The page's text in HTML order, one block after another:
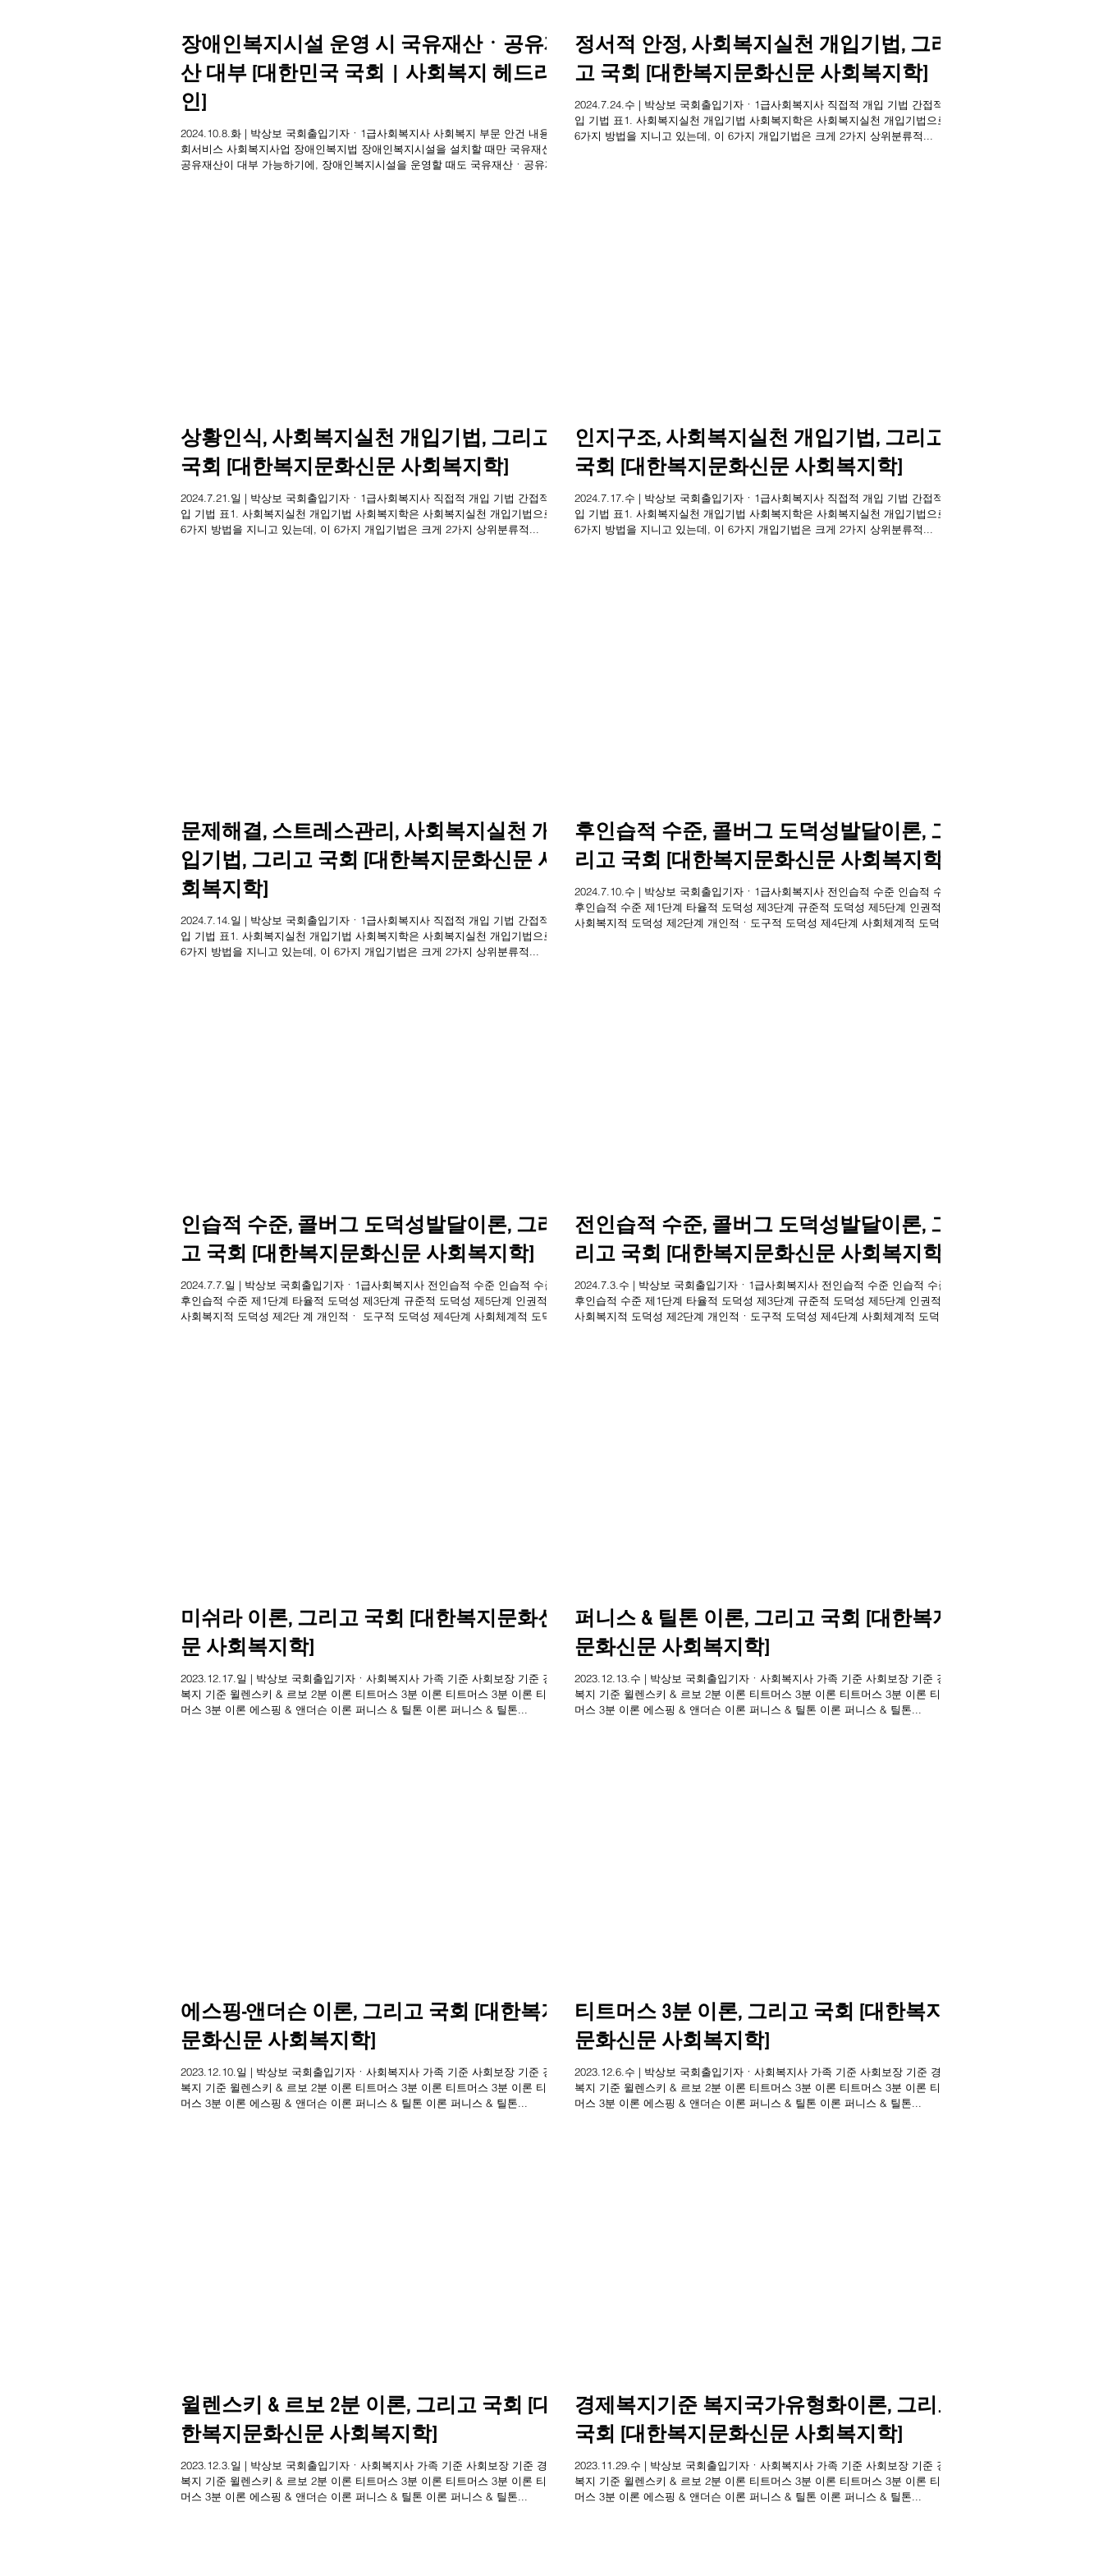
장애인복지시설 운영 시 국유재산ㆍ공유재
산 대부 [대한민국 국회 | 사회복지 헤드라
인]
2024.10.8.화 | 박상보 국회출입기자ㆍ1급사회복지사 사회복지 부문 안건 내용 사
회서비스 사회복지사업 장애인복지법 장애인복지시설을 설치할 때만 국유재산ㆍ
공유재산이 대부 가능하기에, 장애인복지시설을 운영할 때도 국유재산ㆍ공유재산
정서적 안정, 사회복지실천 개입기법, 그리
고 국회 [대한복지문화신문 사회복지학]
2024.7.24.수 | 박상보 국회출입기자ㆍ1급사회복지사 직접적 개입 기법 간접적 개
입 기법 표1. 사회복지실천 개입기법 사회복지학은 사회복지실천 개입기법으로서
6가지 방법을 지니고 있는데, 이 6가지 개입기법은 크게 2가지 상위분류적...
상황인식, 사회복지실천 개입기법, 그리고
국회 [대한복지문화신문 사회복지학]
2024.7.21.일 | 박상보 국회출입기자ㆍ1급사회복지사 직접적 개입 기법 간접적 개
입 기법 표1. 사회복지실천 개입기법 사회복지학은 사회복지실천 개입기법으로서
6가지 방법을 지니고 있는데, 이 6가지 개입기법은 크게 2가지 상위분류적...
인지구조, 사회복지실천 개입기법, 그리고
국회 [대한복지문화신문 사회복지학]
2024.7.17.수 | 박상보 국회출입기자ㆍ1급사회복지사 직접적 개입 기법 간접적 개
입 기법 표1. 사회복지실천 개입기법 사회복지학은 사회복지실천 개입기법으로서
6가지 방법을 지니고 있는데, 이 6가지 개입기법은 크게 2가지 상위분류적...
문제해결, 스트레스관리, 사회복지실천 개
입기법, 그리고 국회 [대한복지문화신문 사
회복지학]
2024.7.14.일 | 박상보 국회출입기자ㆍ1급사회복지사 직접적 개입 기법 간접적 개
입 기법 표1. 사회복지실천 개입기법 사회복지학은 사회복지실천 개입기법으로서
6가지 방법을 지니고 있는데, 이 6가지 개입기법은 크게 2가지 상위분류적...
후인습적 수준, 콜버그 도덕성발달이론, 그
리고 국회 [대한복지문화신문 사회복지학]
2024.7.10.수 | 박상보 국회출입기자ㆍ1급사회복지사 전인습적 수준 인습적 수준
후인습적 수준 제1단계 타율적 도덕성 제3단계 규준적 도덕성 제5단계 인권적ㆍ
사회복지적 도덕성 제2단계 개인적ㆍ도구적 도덕성 제4단계 사회체계적 도덕성
인습적 수준, 콜버그 도덕성발달이론, 그리
고 국회 [대한복지문화신문 사회복지학]
2024.7.7.일 | 박상보 국회출입기자ㆍ1급사회복지사 전인습적 수준 인습적 수준
후인습적 수준 제1단계 타율적 도덕성 제3단계 규준적 도덕성 제5단계 인권적ㆍ
사회복지적 도덕성 제2단 계 개인적ㆍ 도구적 도덕성 제4단계 사회체계적 도덕
전인습적 수준, 콜버그 도덕성발달이론, 그
리고 국회 [대한복지문화신문 사회복지학]
2024.7.3.수 | 박상보 국회출입기자ㆍ1급사회복지사 전인습적 수준 인습적 수준
후인습적 수준 제1단계 타율적 도덕성 제3단계 규준적 도덕성 제5단계 인권적ㆍ
사회복지적 도덕성 제2단계 개인적ㆍ도구적 도덕성 제4단계 사회체계적 도덕성
미쉬라 이론, 그리고 국회 [대한복지문화신
문 사회복지학]
2023.12.17.일 | 박상보 국회출입기자ㆍ사회복지사 가족 기준 사회보장 기준 경제
복지 기준 윌렌스키 & 르보 2분 이론 티트머스 3분 이론 티트머스 3분 이론 티트
머스 3분 이론 에스핑 & 앤더슨 이론 퍼니스 & 틸톤 이론 퍼니스 & 틸톤...
퍼니스 & 틸톤 이론, 그리고 국회 [대한복지
문화신문 사회복지학]
2023.12.13.수 | 박상보 국회출입기자ㆍ사회복지사 가족 기준 사회보장 기준 경제
복지 기준 윌렌스키 & 르보 2분 이론 티트머스 3분 이론 티트머스 3분 이론 티트
머스 3분 이론 에스핑 & 앤더슨 이론 퍼니스 & 틸톤 이론 퍼니스 & 틸톤...
에스핑-앤더슨 이론, 그리고 국회 [대한복지
문화신문 사회복지학]
2023.12.10.일 | 박상보 국회출입기자ㆍ사회복지사 가족 기준 사회보장 기준 경제
복지 기준 윌렌스키 & 르보 2분 이론 티트머스 3분 이론 티트머스 3분 이론 티트
머스 3분 이론 에스핑 & 앤더슨 이론 퍼니스 & 틸톤 이론 퍼니스 & 틸톤...
티트머스 3분 이론, 그리고 국회 [대한복지
문화신문 사회복지학]
2023.12.6.수 | 박상보 국회출입기자ㆍ사회복지사 가족 기준 사회보장 기준 경제
복지 기준 윌렌스키 & 르보 2분 이론 티트머스 3분 이론 티트머스 3분 이론 티트
머스 3분 이론 에스핑 & 앤더슨 이론 퍼니스 & 틸톤 이론 퍼니스 & 틸톤...
윌렌스키 & 르보 2분 이론, 그리고 국회 [대
한복지문화신문 사회복지학]
2023.12.3.일 | 박상보 국회출입기자ㆍ사회복지사 가족 기준 사회보장 기준 경제
복지 기준 윌렌스키 & 르보 2분 이론 티트머스 3분 이론 티트머스 3분 이론 티트
머스 3분 이론 에스핑 & 앤더슨 이론 퍼니스 & 틸톤 이론 퍼니스 & 틸톤...
경제복지기준 복지국가유형화이론, 그리고
국회 [대한복지문화신문 사회복지학]
2023.11.29.수 | 박상보 국회출입기자ㆍ사회복지사 가족 기준 사회보장 기준 경제
복지 기준 윌렌스키 & 르보 2분 이론 티트머스 3분 이론 티트머스 3분 이론 티트
머스 3분 이론 에스핑 & 앤더슨 이론 퍼니스 & 틸톤 이론 퍼니스 & 틸톤...